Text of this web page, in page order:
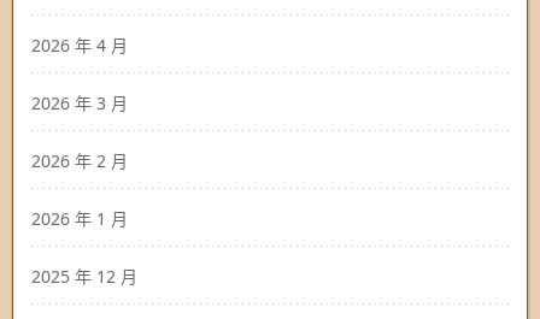
2026 年 4 月
2026 年 3 月
2026 年 2 月
2026 年 1 月
2025 年 12 月